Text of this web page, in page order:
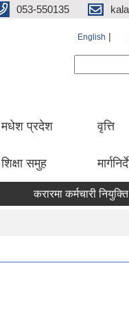
053-550135
English
मधेश प्रदेश
शिक्षा समुह
वृत्ति
करारमा कर्मचारी